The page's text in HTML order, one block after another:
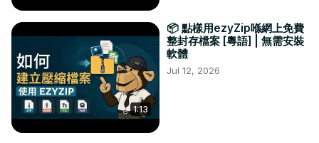
1:13
📦 點樣用ezyZip喺網上免費
整封存檔案 [粵語] | 無需安裝
軟體
Jul 12, 2026